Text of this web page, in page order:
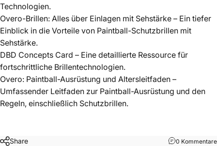
Technologien.
Overo-Brillen: Alles über Einlagen mit Sehstärke – Ein tiefer
Einblick in die Vorteile von Paintball-Schutzbrillen mit
Sehstärke.
DBD Concepts Card – Eine detaillierte Ressource für
fortschrittliche Brillentechnologien.
Overo: Paintball-Ausrüstung und Altersleitfaden –
Umfassender Leitfaden zur Paintball-Ausrüstung und den
Regeln, einschließlich Schutzbrillen.
Share 0 Kommentare